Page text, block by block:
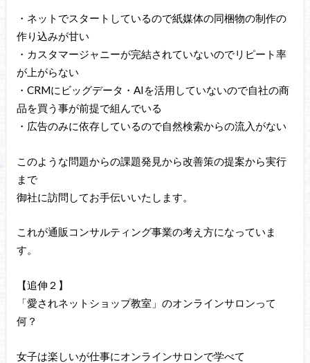
・ネットでスタートしているので紙媒体の同梱物の制作の
作り込みが甘い
・カスタマージャニーが完結されていないのでリピート率
が上がらない
・CRMにビッグデータ・AIを活用していないので自社の商
品を買う事が前提で組んでいる
・広告のみに依存しているので自然検索からの流入がない
このような問題からの課題発見から改善策の提案から実行
まで
御社に訪問してお手伝いいたします。
これが通販コンサルティング事業の考え方になっていま
す。
【追伸２】
「愛されネットショップ教室」のオンラインサロンって
何？
女子は楽しいが仕事にオンラインサロンで学べて